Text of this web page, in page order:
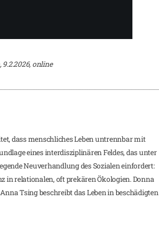
online
dass menschliches Leben untrennbar mit
eines interdisziplinären Feldes, das unter
Neuverhandlung des Sozialen einfordert:
in relationalen, oft prekären Ökologien. Donna
Tsing beschreibt das Leben in beschädigten